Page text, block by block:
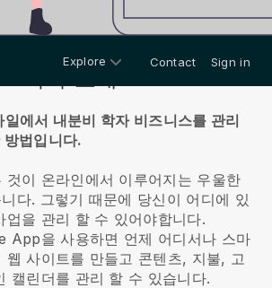
Explore Contact Sign in
에서 내분비 학자 비즈니스를 관리
법입니다.
것이 온라인에서 이루어지는 우울한
다. 그렇기 때문에 당신이 어디에 있
업을 관리 할 수 있어야합니다.
App을 사용하면 언제 어디서나 스마
웹 사이트를 만들고 콘텐츠, 지불, 고
캘린더를 관리 할 수 있습니다.